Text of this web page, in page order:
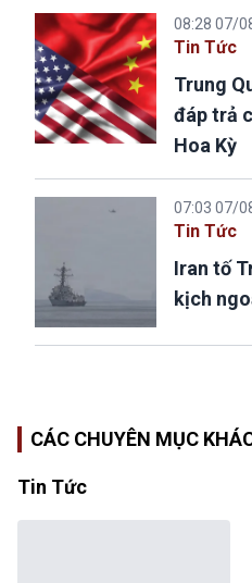
08:28 07/
Tin Tức
Trung
đáp trả
Hoa Kỳ
07:03 07/
Tin Tức
Iran tố
kịch
CÁC CHUYÊN MỤC
Tin Tức